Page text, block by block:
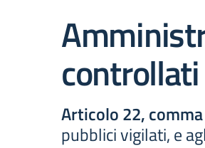
controllati
Articolo 22,
pubblici vigilati, e